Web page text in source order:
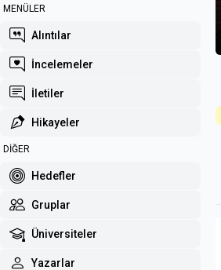
MENÜLER
Alıntılar
İncelemeler
İletiler
Hikayeler
DİĞER
Hedefler
Gruplar
Üniversiteler
Yazarlar